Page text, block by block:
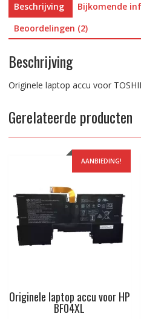
Beschrijving
Bijkomende
Beoordelingen (2)
Beschrijving
Originele laptop accu voor
Gerelateerde producten
AANBIEDING!
Originele laptop accu voor HP
BF04XL